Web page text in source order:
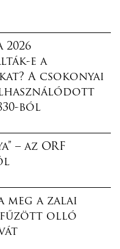
e a
A csokonyai
ból
– az ORF
meg a zalai
olló